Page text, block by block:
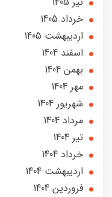
خرداد 1405
ارديبهشت 1405
اسفند 1404
بهمن 1404
مهر 1404
شهریور 1404
مرداد 1404
تير 1404
خرداد 1404
ارديبهشت 1404
فروردین 1404